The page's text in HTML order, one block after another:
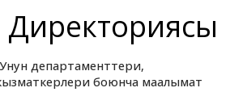
департаменттери,
боюнча маалымат